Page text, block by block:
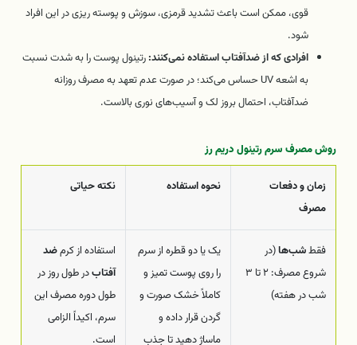
قوی، ممکن است باعث تشدید قرمزی، سوزش و پوسته ریزی در این افراد
شود.
افرادی که از ضدآفتاب استفاده نمی‌کنند:رتینول پوست را به شدت نسبت
به اشعه UV حساس می‌کند؛ در صورت عدم تعهد به مصرف روزانه
ضدآفتاب، احتمال بروز لک و آسیب‌های نوری بالاست.
روش مصرف سرم رتینول دریم رز
زمان و دفعات
مصرف
نحوه استفاده نکته حیاتی
فقطشب‌ها(در
شروع مصرف: ۲ تا ۳
شب در هفته)
یک یا دو قطره از سرم
را روی پوست تمیز و
کاملاً خشک صورت و
گردن قرار داده و
ماساژ دهید تا جذب
استفاده از کرمضد
آفتابدر طول روز در
طول دوره مصرف این
سرم، اکیداً الزامی
است.